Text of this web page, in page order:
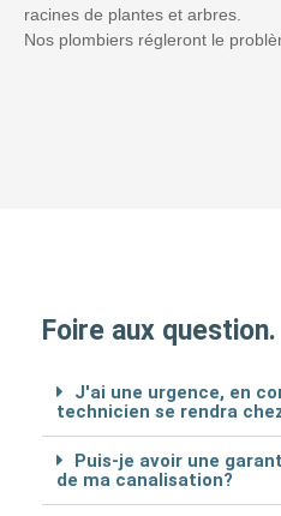
racines de plantes et arbres.
Nos plombiers régleront le
Foire aux question.
J'ai une urgence, en
technicien se rendra
Puis-je avoir une
de ma canalisation?